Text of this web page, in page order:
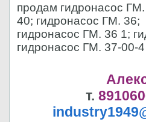
продам гидронасос
40; гидронасос ГМ. 36;
гидронасос ГМ. 36 1;
гидронасос ГМ. 37-00-4
т.